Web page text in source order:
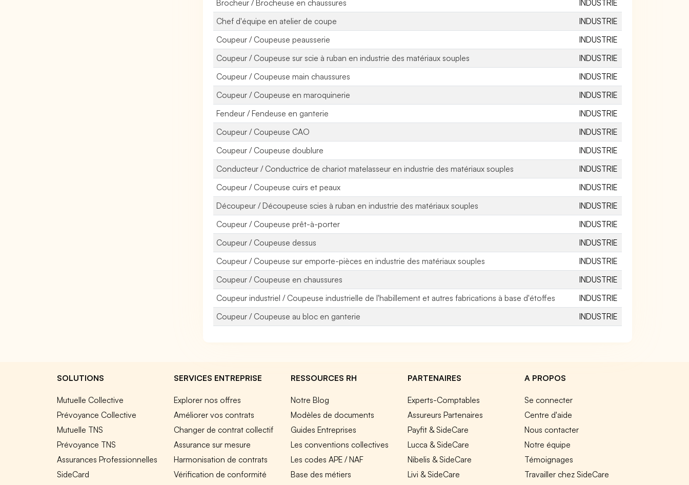
Brocheur / Brocheuse en chaussures
INDUSTRIE
Chef d'équipe en atelier de coupe
INDUSTRIE
Coupeur / Coupeuse peausserie
INDUSTRIE
Coupeur / Coupeuse sur scie à ruban en industrie des matériaux souples
INDUSTRIE
Coupeur / Coupeuse main chaussures
INDUSTRIE
Coupeur / Coupeuse en maroquinerie
INDUSTRIE
Fendeur / Fendeuse en ganterie
INDUSTRIE
Coupeur / Coupeuse CAO
INDUSTRIE
Coupeur / Coupeuse doublure
INDUSTRIE
Conducteur / Conductrice de chariot matelasseur en industrie des matériaux souples
INDUSTRIE
Coupeur / Coupeuse cuirs et peaux
INDUSTRIE
Découpeur / Découpeuse scies à ruban en industrie des matériaux souples
INDUSTRIE
Coupeur / Coupeuse prêt-à-porter
INDUSTRIE
Coupeur / Coupeuse dessus
INDUSTRIE
Coupeur / Coupeuse sur emporte-pièces en industrie des matériaux souples
INDUSTRIE
Coupeur / Coupeuse en chaussures
INDUSTRIE
Coupeur industriel / Coupeuse industrielle de l'habillement et autres fabrications à base d'étoffes
INDUSTRIE
Coupeur / Coupeuse au bloc en ganterie
INDUSTRIE
SOLUTIONS
Mutuelle Collective
Prévoyance Collective
Mutuelle TNS
Prévoyance TNS
Assurances Professionnelles
SideCard
SERVICES ENTREPRISE
Explorer nos offres
Améliorer vos contrats
Changer de contrat collectif
Assurance sur mesure
Harmonisation de contrats
Vérification de conformité
RESSOURCES RH
Notre Blog
Modèles de documents
Guides Entreprises
Les conventions collectives
Les codes APE / NAF
Base des métiers
PARTENAIRES
Experts-Comptables
Assureurs Partenaires
Payfit & SideCare
Lucca & SideCare
Nibelis & SideCare
Livi & SideCare
A PROPOS
Se connecter
Centre d'aide
Nous contacter
Notre équipe
Témoignages
Travailler chez SideCare